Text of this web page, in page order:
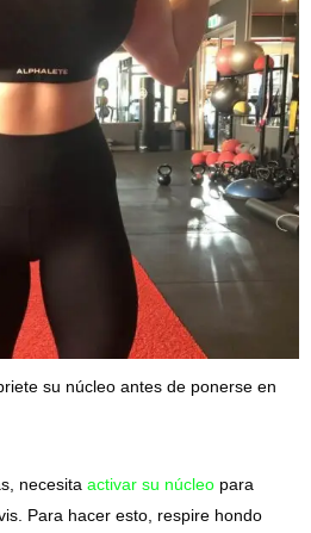
su núcleo antes de ponerse en
necesita activar su núcleo para
Para hacer esto, respire hondo